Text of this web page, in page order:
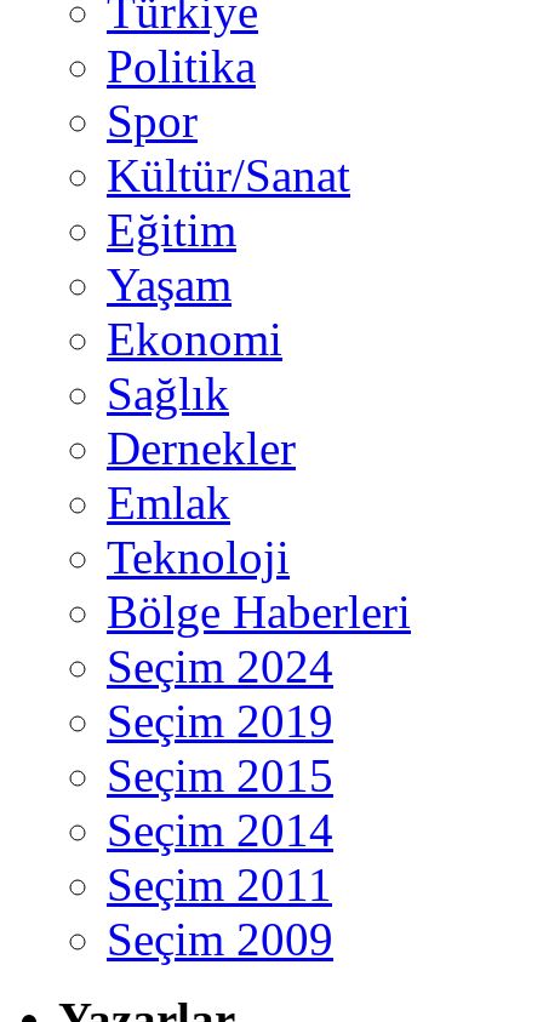
Türkiye
Politika
Spor
Kültür/Sanat
Eğitim
Yaşam
Ekonomi
Sağlık
Dernekler
Emlak
Teknoloji
Bölge Haberleri
Seçim 2024
Seçim 2019
Seçim 2015
Seçim 2014
Seçim 2011
Seçim 2009